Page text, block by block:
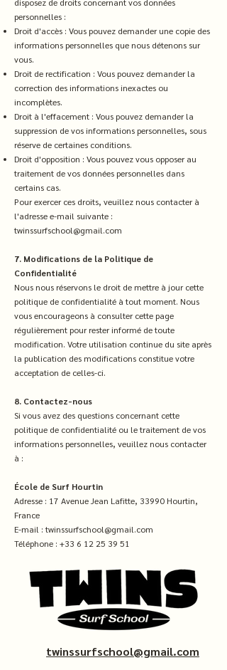
personnelles :
Droit d'accès : Vous pouvez demander une copie des
informations personnelles que nous détenons sur
vous.
Droit de rectification : Vous pouvez demander la
correction des informations inexactes ou
incomplètes.
Droit à l'effacement : Vous pouvez demander la
suppression de vos informations personnelles, sous
réserve de certaines conditions.
Droit d'opposition : Vous pouvez vous opposer au
traitement de vos données personnelles dans
certains cas.
Pour exercer ces droits, veuillez nous contacter à
l'adresse e-mail suivante :
twinssurfschool@gmail.com
7. Modifications de la Politique de
Confidentialité
Nous nous réservons le droit de mettre à jour cette
politique de confidentialité à tout moment. Nous
vous encourageons à consulter cette page
régulièrement pour rester informé de toute
modification. Votre utilisation continue du site après
la publication des modifications constitue votre
acceptation de celles-ci.
8. Contactez-nous
Si vous avez des questions concernant cette
politique de confidentialité ou le traitement de vos
informations personnelles, veuillez nous contacter
à :
École de Surf Hourtin
Adresse : 17 Avenue Jean Lafitte, 33990 Hourtin,
France
E-mail :twinssurfschool@gmail.com
Téléphone : +33 6 12 25 39 51
twinssurfschool@gmail.com